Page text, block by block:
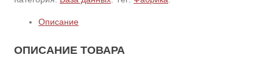
Описание
ОПИСАНИЕ ТОВАРА